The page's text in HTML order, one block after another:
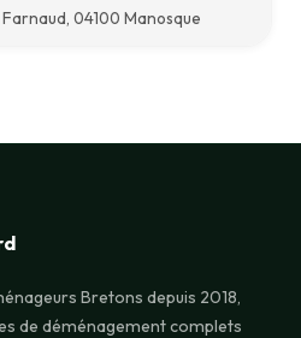
04100 Manosque
Bretons depuis 2018,
de déménagement complets